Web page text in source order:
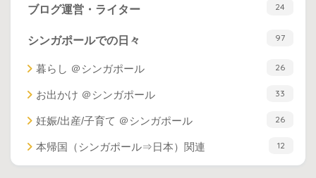
ブログ運営・ライター 24
シンガポールでの日々 97
暮らし ＠シンガポール 26
お出かけ ＠シンガポール 33
妊娠/出産/子育て ＠シンガポール 26
本帰国（シンガポール⇒日本）関連 12